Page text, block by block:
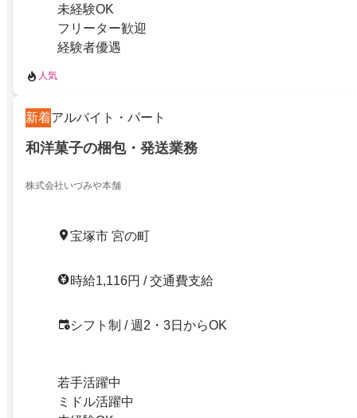
未経験OK
フリーター歓迎
経験者優遇
人気
新着アルバイト・パート
和洋菓子の梱包・発送業務
株式会社いづみや本舗
宝塚市 宮の町
時給1,116円 / 交通費支給
シフト制 / 週2・3日からOK
若手活躍中
ミドル活躍中